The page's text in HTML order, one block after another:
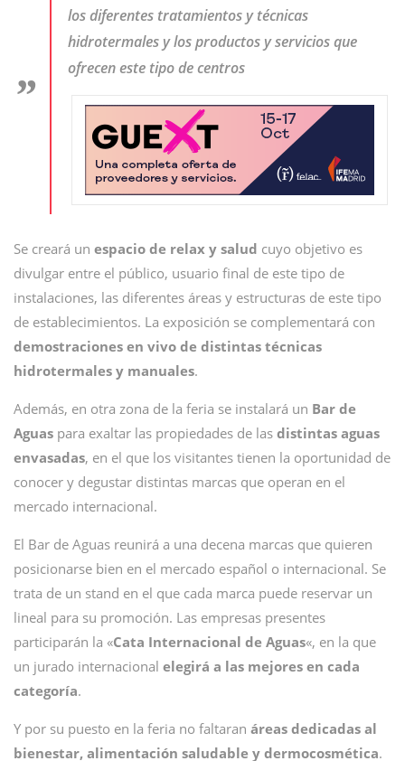
los diferentes tratamientos y técnicas
hidrotermales y los productos y servicios que
ofrecen este tipo de centros
Se creará un espacio de relax y salud cuyo objetivo es
divulgar entre el público, usuario final de este tipo de
instalaciones, las diferentes áreas y estructuras de este tipo
de establecimientos. La exposición se complementará con
demostraciones en vivo de distintas técnicas
hidrotermales y manuales.
Además, en otra zona de la feria se instalará un Bar de
Aguas para exaltar las propiedades de las distintas aguas
envasadas, en el que los visitantes tienen la oportunidad de
conocer y degustar distintas marcas que operan en el
mercado internacional.
El Bar de Aguas reunirá a una decena marcas que quieren
posicionarse bien en el mercado español o internacional. Se
trata de un stand en el que cada marca puede reservar un
lineal para su promoción. Las empresas presentes
participarán la «Cata Internacional de Aguas«, en la que
un jurado internacional elegirá a las mejores en cada
categoría.
Y por su puesto en la feria no faltaran áreas dedicadas al
bienestar, alimentación saludable y dermocosmética.